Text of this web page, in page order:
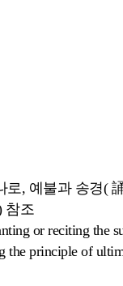
로, 예불과 송경(
참조
or reciting the
the principle of